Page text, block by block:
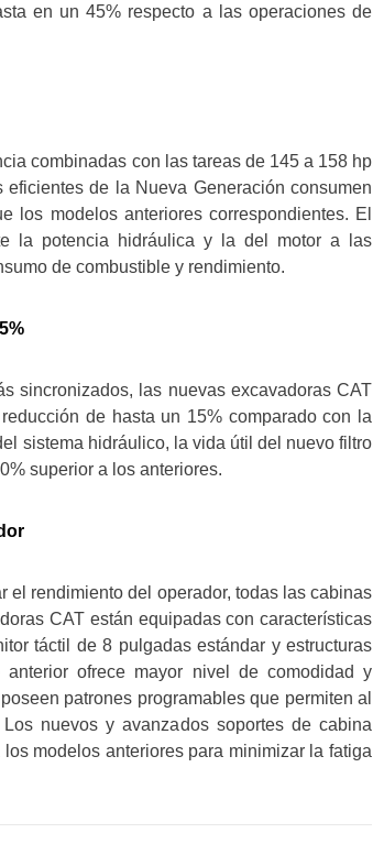
en un 45% respecto a las operaciones de
combinadas con las tareas de 145 a 158 hp
de la Nueva Generación consumen
los modelos anteriores correspondientes. El
la potencia hidráulica y la del motor a las
de combustible y rendimiento.
sincronizados, las nuevas excavadoras CAT
de hasta un 15% comparado con la
sistema hidráulico, la vida útil del nuevo filtro
superior a los anteriores.
el rendimiento del operador, todas las cabinas
CAT están equipadas con características
táctil de 8 pulgadas estándar y estructuras
ofrece mayor nivel de comodidad y
patrones programables que permiten al
nuevos y avanzados soportes de cabina
modelos anteriores para minimizar la fatiga